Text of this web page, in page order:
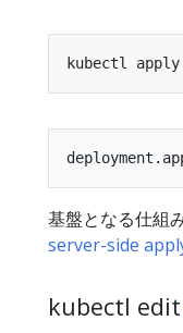
基盤となる仕組
server-side
kubectl edit